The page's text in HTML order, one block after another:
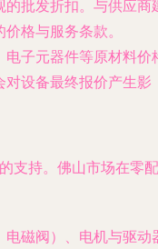
的批发折扣。与供应商
格与服务条款。
电子元器件等原材料价
设备最终报价产生影
支持。佛山市场在零配
电磁阀）、电机与驱动